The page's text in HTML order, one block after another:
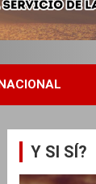
Y SI SÍ?